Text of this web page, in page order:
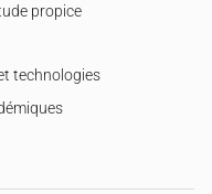
propice
technologies